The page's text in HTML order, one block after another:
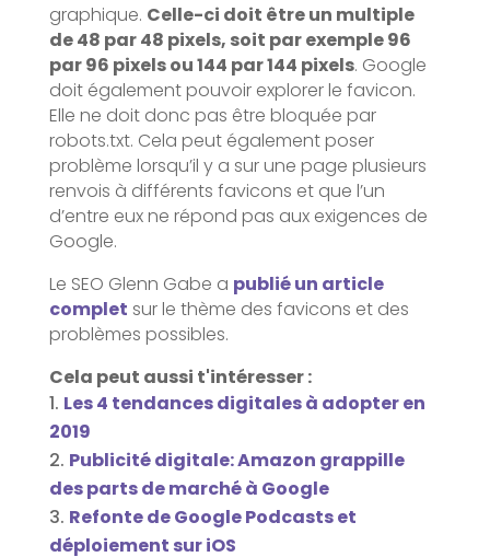
graphique. Celle-ci doit être un multiple
de 48 par 48 pixels, soit par exemple 96
par 96 pixels ou 144 par 144 pixels. Google
doit également pouvoir explorer le favicon.
Elle ne doit donc pas être bloquée par
robots.txt. Cela peut également poser
problème lorsqu’il y a sur une page plusieurs
renvois à différents favicons et que l’un
d’entre eux ne répond pas aux exigences de
Google.
Le SEO Glenn Gabe a publié un article
complet sur le thème des favicons et des
problèmes possibles.
Cela peut aussi t'intéresser :
Les 4 tendances digitales à adopter en
2019
Publicité digitale: Amazon grappille
des parts de marché à Google
Refonte de Google Podcasts et
déploiement sur iOS